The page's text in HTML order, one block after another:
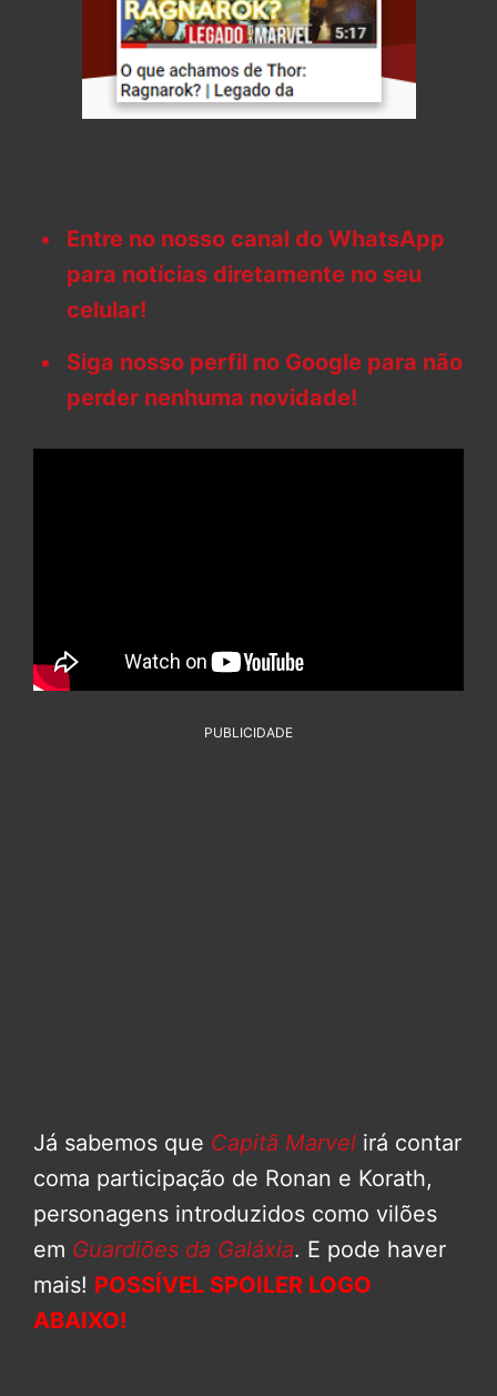
Entre no nosso canal do WhatsApp
para notícias diretamente no seu
celular!
Siga nosso perfil no Google para não
perder nenhuma novidade!
PUBLICIDADE
Já sabemos que Capitã Marvel irá contar
coma participação de Ronan e Korath,
personagens introduzidos como vilões
em Guardiões da Galáxia. E pode haver
mais! POSSÍVEL SPOILER LOGO
ABAIXO!